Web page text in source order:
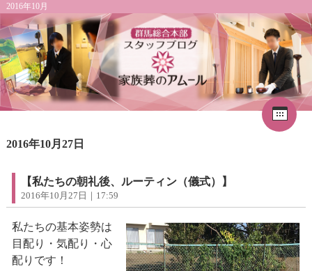
2016年10月
1
2
3
16
18 20
23
24 25 26 27
2016年10月27日
【私たちの朝礼後、ルーティン（儀式）】
2016年10月27日｜17:59
私たちの基本姿勢は
目配り・気配り・心
配りです！